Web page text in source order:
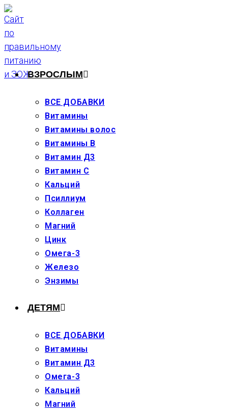
Перейти
к
содержимому
ВЗРОСЛЫМ
ВСЕ ДОБАВКИ
Витамины
Витамины волос
Витамины В
Витамин Д3
Витамин С
Кальций
Псиллиум
Коллаген
Магний
Цинк
Омега-3
Железо
Энзимы
ДЕТЯМ
ВСЕ ДОБАВКИ
Витамины
Витамин Д3
Омега-3
Кальций
Магний